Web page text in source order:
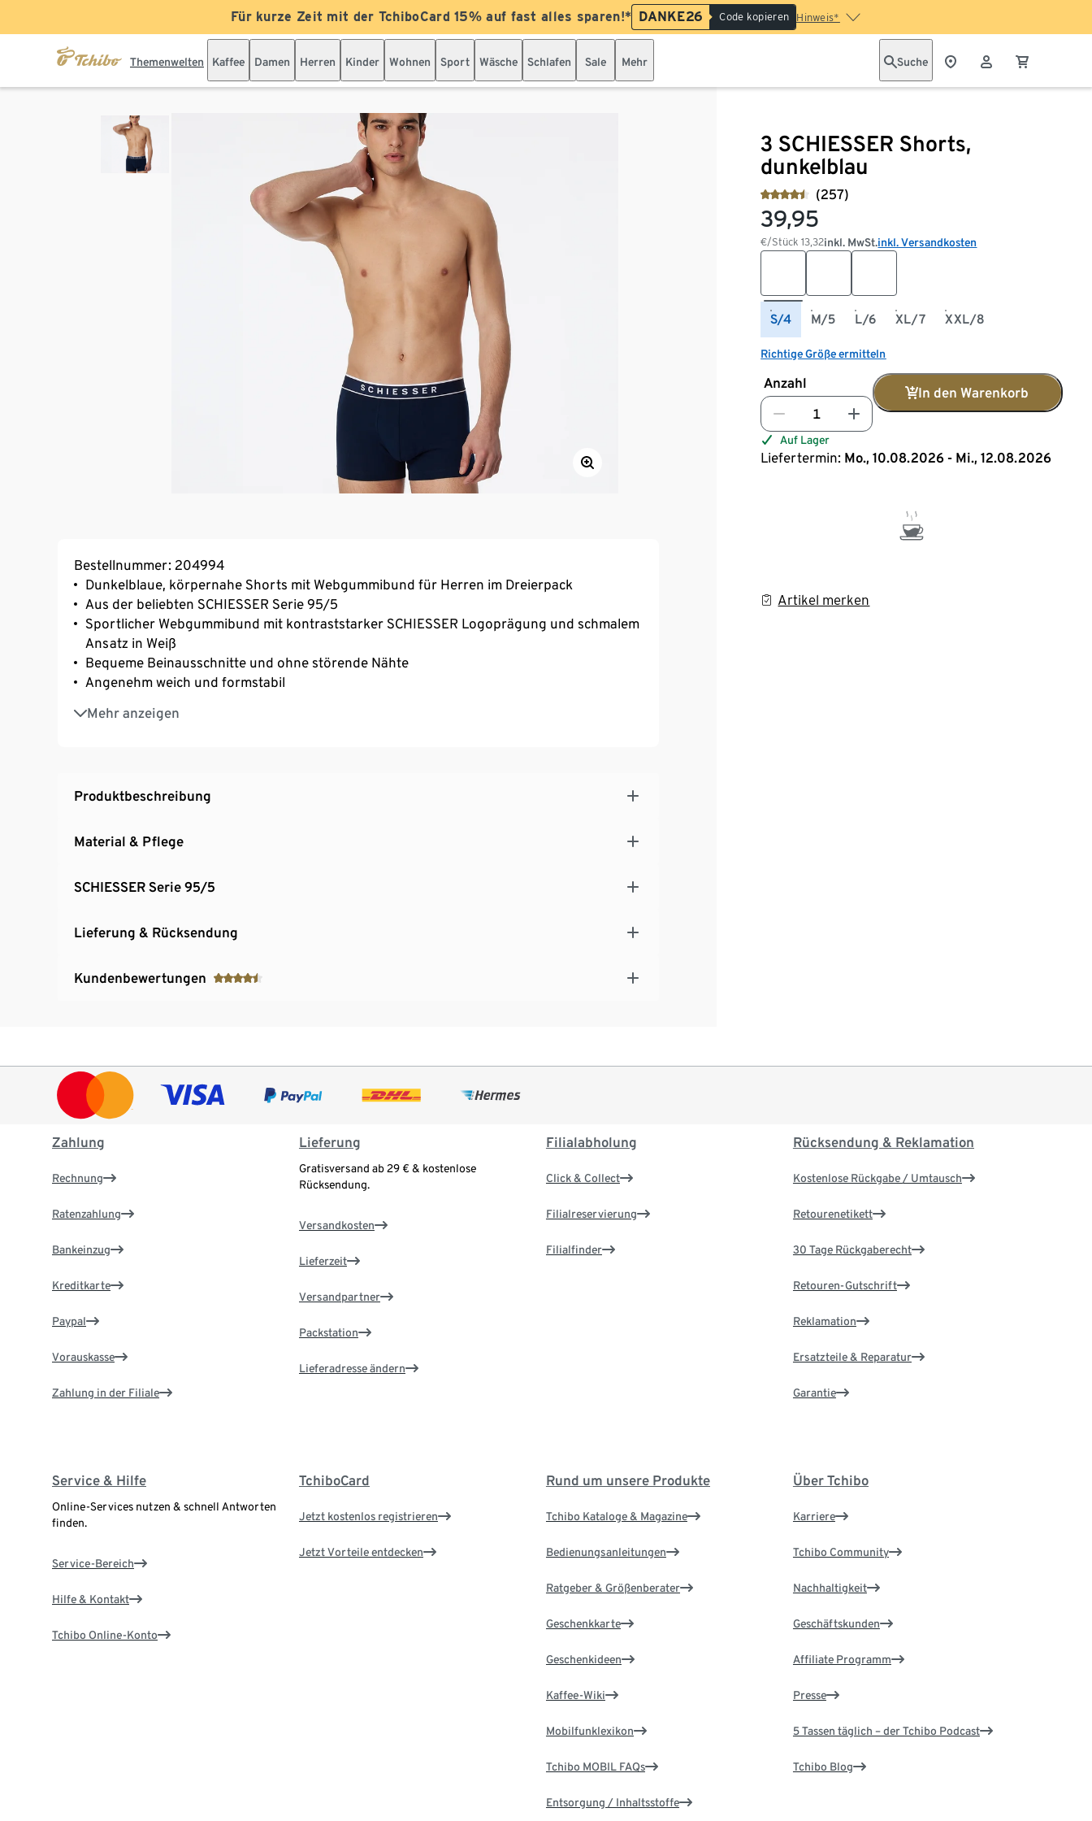
Für kurze Zeit mit der TchiboCard 15% auf fast alles sparen!* DANKE26 Code kopieren Hinweis*
Themenwelten Kaffee Damen Herren Kinder Wohnen Sport Wäsche Schlafen Sale Mehr Suche
3 SCHIESSER Shorts,
dunkelblau
(257)
39,95
€/Stück13,32inkl. MwSt.inkl. Versandkosten
S/4 M/5 L/6 XL/7 XXL/8
Richtige Größe ermitteln
Anzahl
In den Warenkorb
Auf Lager
Liefertermin: Mo., 10.08.2026 - Mi., 12.08.2026
Artikel merken
Bestellnummer: 204994
Dunkelblaue, körpernahe Shorts mit Webgummibund für Herren im Dreierpack
Aus der beliebten SCHIESSER Serie 95/5
Sportlicher Webgummibund mit kontraststarker SCHIESSER Logoprägung und schmalem
Ansatz in Weiß
Bequeme Beinausschnitte und ohne störende Nähte
Angenehm weich und formstabil
Mehr anzeigen
Perfekter Sitz durch elastische Single-Jersey-Qualität
Produktbeschreibung
Material & Pflege
SCHIESSER Serie 95/5
Lieferung & Rücksendung
Kundenbewertungen
Zahlung
Rechnung
Ratenzahlung
Bankeinzug
Kreditkarte
Paypal
Vorauskasse
Zahlung in der Filiale
Lieferung
Gratisversand ab 29 € & kostenlose
Rücksendung.
Versandkosten
Lieferzeit
Versandpartner
Packstation
Lieferadresse ändern
Filialabholung
Click & Collect
Filialreservierung
Filialfinder
Rücksendung & Reklamation
Kostenlose Rückgabe / Umtausch
Retourenetikett
30 Tage Rückgaberecht
Retouren-Gutschrift
Reklamation
Ersatzteile & Reparatur
Garantie
Service & Hilfe
Online-Services nutzen & schnell Antworten
finden.
Service-Bereich
Hilfe & Kontakt
Tchibo Online-Konto
TchiboCard
Jetzt kostenlos registrieren
Jetzt Vorteile entdecken
Rund um unsere Produkte
Tchibo Kataloge & Magazine
Bedienungsanleitungen
Ratgeber & Größenberater
Geschenkkarte
Geschenkideen
Kaffee-Wiki
Mobilfunklexikon
Tchibo MOBIL FAQs
Entsorgung / Inhaltsstoffe
Über Tchibo
Karriere
Tchibo Community
Nachhaltigkeit
Geschäftskunden
Affiliate Programm
Presse
5 Tassen täglich – der Tchibo Podcast
Tchibo Blog